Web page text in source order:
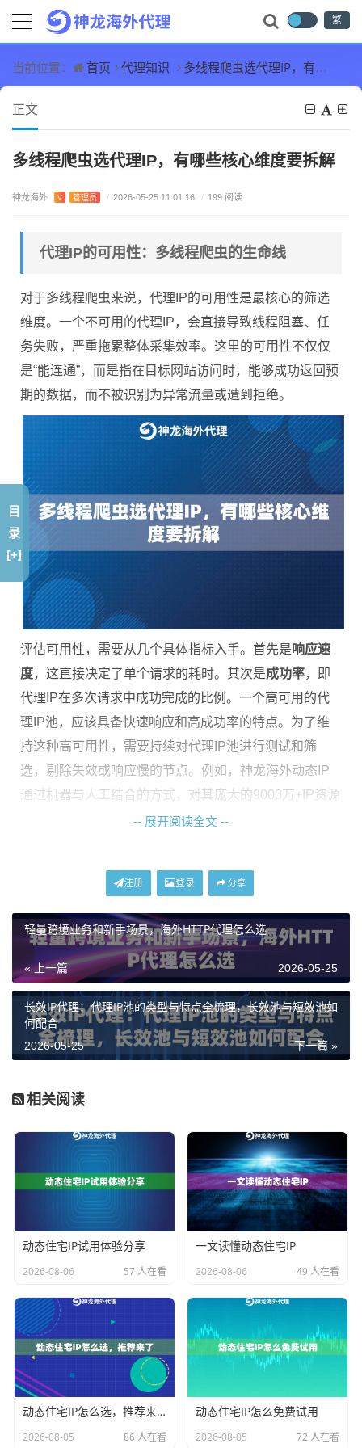
繁
当前位置： 首页 代理知识 多线程爬虫选代理IP，有哪些核心维度要拆解
正文
多线程爬虫选代理IP，有哪些核心维度要拆解
神龙海外 V 管理员 / 2026-05-25 11:01:16 / 199 阅读
代理IP的可用性：多线程爬虫的生命线
对于多线程爬虫来说，代理IP的可用性是最核心的筛选
维度。一个不可用的代理IP，会直接导致线程阻塞、任
务失败，严重拖累整体采集效率。这里的可用性不仅仅
是“能连通”，而是指在目标网站访问时，能够成功返回预
期的数据，而不被识别为异常流量或遭到拒绝。
评估可用性，需要从几个具体指标入手。首先是 响应速
度，这直接决定了单个请求的耗时。其次是成功率，即
代理IP在多次请求中成功完成的比例。一个高可用的代
理IP池，应该具备快速响应和高成功率的特点。为了维
持这种高可用性，需要持续对代理IP池进行测试和筛
选，剔除失效或响应慢的节点。例如，神龙海外动态IP
通过机器与人工结合的方式，对其庞大的9000万+IP资源
进行实时更新与去重，确保了IP池的高度纯净与稳定可
IP纯净度与匿名等级：决定你能走多远
代理IP的纯净度，指的是该IP地址是否曾被目标网站标
记、拉黑或存在不良记录。使用一个“脏”的IP，你的爬虫
可能刚发起几个请求就被封禁。匿名等级则分为透明代
理、匿名代理和高匿代理。对于爬虫业务，尤其是多线
程高并发的场景，必须使用高匿代理，它能完全隐藏客
户端的真实IP，并将自身伪装成一个普通用户，极大降
住宅IP代理在纯净度和匿名性上通常优于数据中心IP，因
为它们来源于真实的家庭宽带网络，行为模式更接近普
通网民。选择代理服务时，应重点关注其IP资源的来源
和清洗机制。神龙海外动态IP提供的动态住宅IP代理，正
是基于真实住宅网络，配合严格的实时更新机制，确保
了IP的高度纯净与匿名，有效帮助多线程爬虫规避反爬
策略，实现长期稳定的数据采集。
并发性能与带宽支持：应对高强度的关键
多线程爬虫的核心目的是提升效率，这意味着会在短时
间内发起大量并发请求。代理IP服务的并发承载能力和
带宽限制至关重要。如果代理服务器无法承受高并发压
力，会导致请求超时、丢包，甚至服务崩溃。
在选择时，需要明确服务商是否提供高带宽不限量代理
-- 展开阅读全文 --
注册 登录 分享
轻量跨境业务和新手场景，海外HTTP代理怎么选
« 上一篇 2026-05-25
长效IP代理：代理IP池的类型与特点全梳理，长效池与短效池如
何配合
下一篇 »
2026-05-25
相关阅读
动态住宅IP试用体验分享
2026-08-06 57 人在看
一文读懂动态住宅IP
2026-08-06 49 人在看
动态住宅IP怎么选，推荐来了
2026-08-05 86 人在看
动态住宅IP怎么免费试用
2026-08-05 72 人在看
目
录
[+]